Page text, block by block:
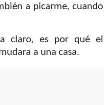
a picarme, cuando
claro, es por qué el
a una casa.